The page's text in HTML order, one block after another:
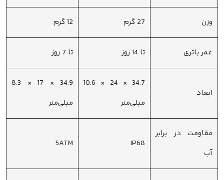
وزن 27 گرم 12 گرم
عمر باتری تا 14 روز تا 7 روز
ابعاد
34.7 × 24 × 10.6
میلی‌متر
34.9 × 17 × 8.3
میلی‌متر
مقاومت در برابر
آب
IP68
5ATM